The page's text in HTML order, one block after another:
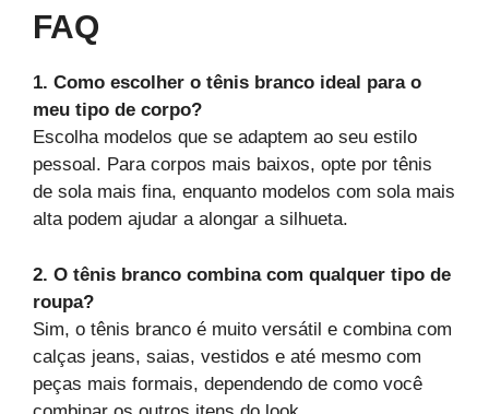
FAQ
1. Como escolher o tênis branco ideal para o
meu tipo de corpo?
Escolha modelos que se adaptem ao seu estilo
pessoal. Para corpos mais baixos, opte por tênis
de sola mais fina, enquanto modelos com sola mais
alta podem ajudar a alongar a silhueta.
2. O tênis branco combina com qualquer tipo de
roupa?
Sim, o tênis branco é muito versátil e combina com
calças jeans, saias, vestidos e até mesmo com
peças mais formais, dependendo de como você